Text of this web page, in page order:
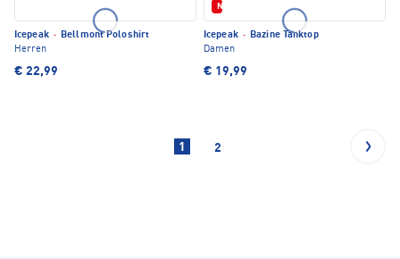
Icepeak · Bellmont Poloshirt
Herren
€ 22,99
Neu
Icepeak · Bazine Tanktop
Damen
€ 19,99
1 2